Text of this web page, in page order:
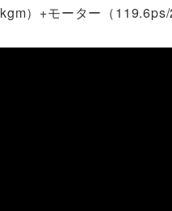
）+モーター（119.6ps/